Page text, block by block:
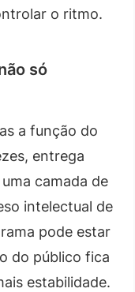
o ritmo.
só
a função do
entrega
camada de
intelectual de
pode estar
do público fica
estabilidade.